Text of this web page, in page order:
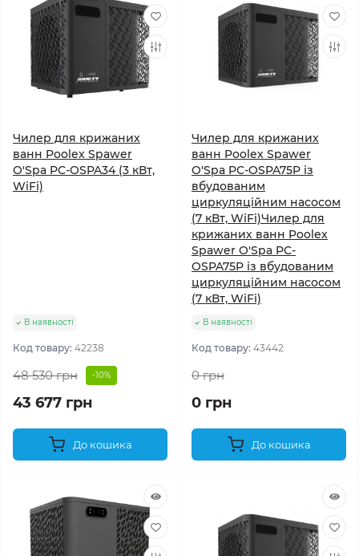
Чилер для крижаних
ванн Poolex Spawer
O'Spa PC-OSPA34 (3 кВт,
WiFi)
В наявності
Код товару: 42238
48 530 грн -10%
43 677 грн
До кошика
Чилер для крижаних
ванн Poolex Spawer
O'Spa PC-OSPA75P із
вбудованим
циркуляційним насосом
(7 кВт, WiFi)Чилер для
крижаних ванн Poolex
Spawer O'Spa PC-
OSPA75P із вбудованим
циркуляційним насосом
(7 кВт, WiFi)
В наявності
Код товару: 43442
0 грн
0 грн
До кошика